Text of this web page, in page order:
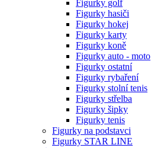
Figurky golf
Figurky hasiči
Figurky hokej
Figurky karty
Figurky koně
Figurky auto - moto
Figurky ostatní
Figurky rybaření
Figurky stolní tenis
Figurky střelba
Figurky šipky
Figurky tenis
Figurky na podstavci
Figurky STAR LINE